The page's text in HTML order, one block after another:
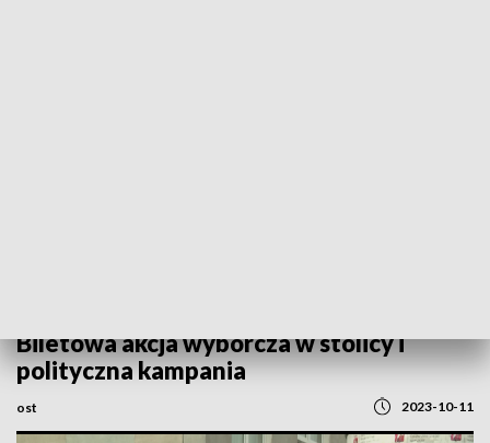
Biletowa akcja wyborcza w stolicy i
polityczna kampania
ost 2023-10-11